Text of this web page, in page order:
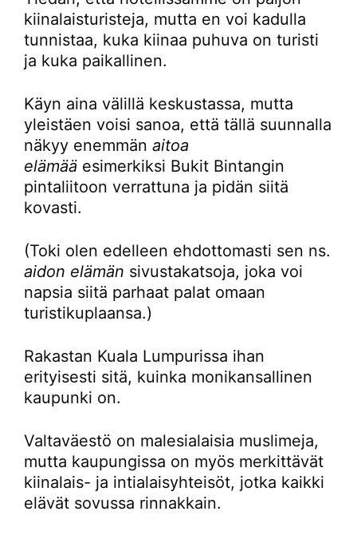
kiinalaisturisteja, mutta en voi kadulla
tunnistaa, kuka kiinaa puhuva on turisti
ja kuka paikallinen.
Käyn aina välillä keskustassa, mutta
yleistäen voisi sanoa, että tällä suunnalla
näkyy enemmän aitoa
elämää esimerkiksi Bukit Bintangin
pintaliitoon verrattuna ja pidän siitä
kovasti.
(Toki olen edelleen ehdottomasti sen ns.
aidon elämän sivustakatsoja, joka voi
napsia siitä parhaat palat omaan
turistikuplaansa.)
Rakastan Kuala Lumpurissa ihan
erityisesti sitä, kuinka monikansallinen
kaupunki on.
Valtaväestö on malesialaisia muslimeja,
mutta kaupungissa on myös merkittävät
kiinalais- ja intialaisyhteisöt, jotka kaikki
elävät sovussa rinnakkain.